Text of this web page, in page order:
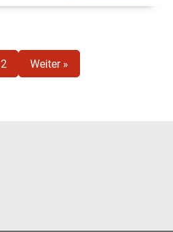
2 Weiter »